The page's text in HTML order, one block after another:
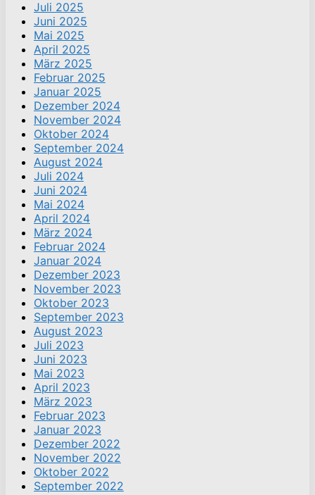
Juli 2025
Juni 2025
Mai 2025
April 2025
März 2025
Februar 2025
Januar 2025
Dezember 2024
November 2024
Oktober 2024
September 2024
August 2024
Juli 2024
Juni 2024
Mai 2024
April 2024
März 2024
Februar 2024
Januar 2024
Dezember 2023
November 2023
Oktober 2023
September 2023
August 2023
Juli 2023
Juni 2023
Mai 2023
April 2023
März 2023
Februar 2023
Januar 2023
Dezember 2022
November 2022
Oktober 2022
September 2022